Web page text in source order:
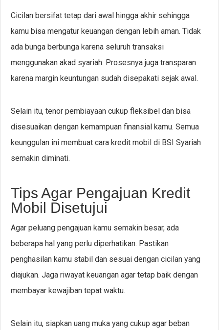
Cicilan bersifat tetap dari awal hingga akhir sehingga
kamu bisa mengatur keuangan dengan lebih aman. Tidak
ada bunga berbunga karena seluruh transaksi
menggunakan akad syariah. Prosesnya juga transparan
karena margin keuntungan sudah disepakati sejak awal.
Selain itu, tenor pembiayaan cukup fleksibel dan bisa
disesuaikan dengan kemampuan finansial kamu. Semua
keunggulan ini membuat cara kredit mobil di BSI Syariah
semakin diminati.
Tips Agar Pengajuan Kredit
Mobil Disetujui
Agar peluang pengajuan kamu semakin besar, ada
beberapa hal yang perlu diperhatikan. Pastikan
penghasilan kamu stabil dan sesuai dengan cicilan yang
diajukan. Jaga riwayat keuangan agar tetap baik dengan
membayar kewajiban tepat waktu.
Selain itu, siapkan uang muka yang cukup agar beban